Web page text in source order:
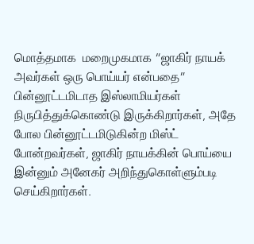
மொத்தமாக  மறைமுகமாக “ஜாகிர் நாயக்
அவர்கள் ஒரு பொய்யர் என்பதை”
பின்னூட்டமிடாத இஸ்லாமியர்கள்
நிருபித்துக்கொண்டு இருக்கிறார்கள், அதே
போல பின்னூட்டமிடுகின்ற மிஸ்ட்
போன்றவர்கள், ஜாகிர் நாயக்கின் பொய்யை
இன்னும் அனேகர் அறிந்துகொள்ளும்படி
செய்கிறார்கள்.